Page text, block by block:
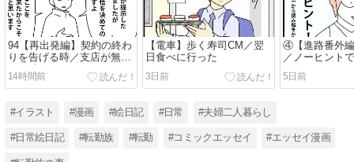
94【再出発編】契約の終わ
りを告げる時／支店が無く
なる時10
14時間前
【電車】歩く寿司CM／翌
日食べに行った
3日前
④【進路番外
／ノーヒント
5日前
#イラスト #漫画 #絵日記 #日常 #夫婦二人暮らし
#日常絵日記 #転勤族 #転勤 #コミックエッセイ #エッセイ漫画